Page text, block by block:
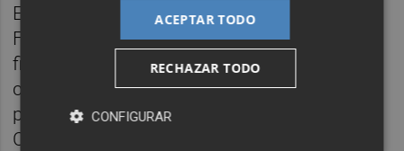
Ecovidrio, la Gestora de Gaiatas y la
Federació de Colles demuestra que las
fiestas también pueden ser un ejemplo de
compromiso ambiental y civismo”. Por su
parte, el gerente de Ecovidrio en la
Comunitat Valenciana, Manuel Sala, ha
ACEPTAR TODO
RECHAZAR TODO
CONFIGURAR